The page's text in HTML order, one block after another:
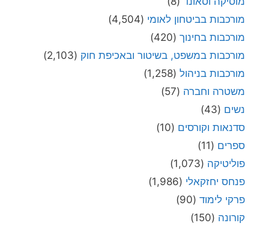
מורכבות בביטחון לאומי (4,504)
מורכבות בחינוך (420)
מורכבות במשפט, בשיטור ובאכיפת חוק (2,103)
מורכבות בניהול (1,258)
משטרה וחברה (57)
נשים (43)
סדנאות וקורסים (10)
ספרים (11)
פוליטיקה (1,073)
פנחס יחזקאלי (1,986)
פרקי לימוד (90)
קורונה (150)